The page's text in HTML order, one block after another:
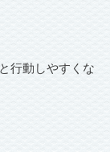
行動しやすくな